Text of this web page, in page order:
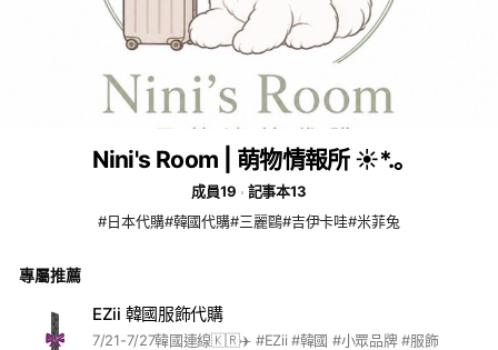
Nini's Room | 萌物情報所 ☀︎*.｡
成員19
記事本13
#日本代購#韓國代購#三麗鷗#吉伊卡哇#米菲兔
專屬推薦
EZii 韓國服飾代購
7/21-7/27韓國連線🇰🇷✈️ #EZii #韓國 #小眾品牌 #服飾